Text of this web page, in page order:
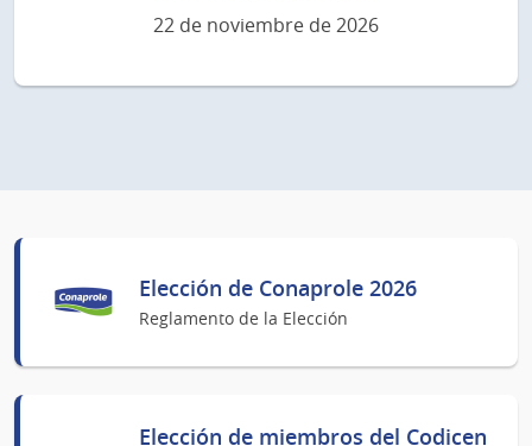
22 de noviembre de 2026
Elección de Conaprole 2026
Reglamento de la Elección
Elección de miembros del Codicen